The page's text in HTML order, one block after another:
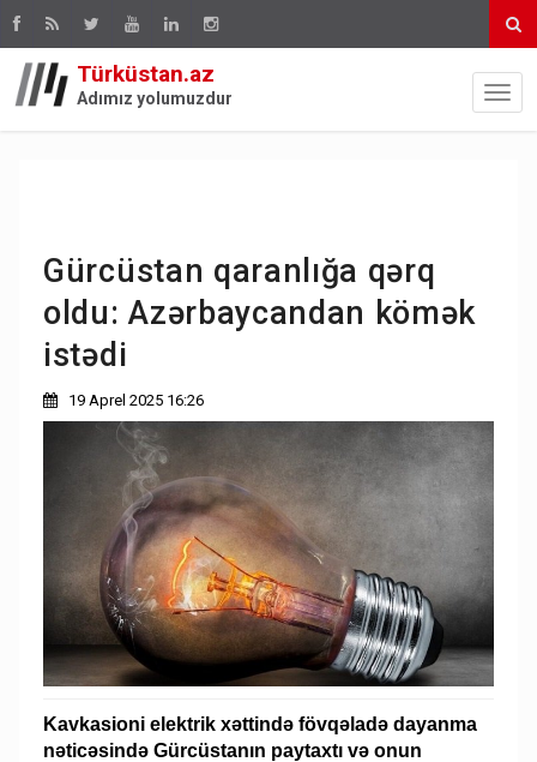
Türküstan.az
Adımız yolumuzdur
Gürcüstan qaranlığa qərq
oldu: Azərbaycandan kömək
istədi
19 Aprel 2025 16:26
Kavkasioni elektrik xəttində fövqəladə dayanma
nəticəsində Gürcüstanın paytaxtı və onun